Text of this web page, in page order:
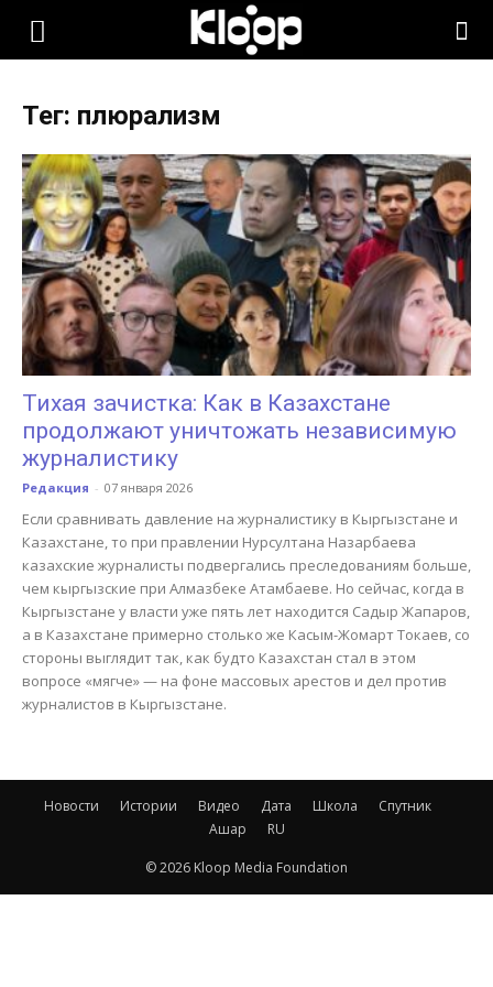
KLOOP.KG
Новости
Кыргызстана
Тег: плюрализм
Тихая зачистка: Как в Казахстане
продолжают уничтожать независимую
журналистику
Редакция - 07 января 2026
Если сравнивать давление на журналистику в Кыргызстане и
Казахстане, то при правлении Нурсултана Назарбаева
казахские журналисты подвергались преследованиям больше,
чем кыргызские при Алмазбеке Атамбаеве. Но сейчас, когда в
Кыргызстане у власти уже пять лет находится Садыр Жапаров,
а в Казахстане примерно столько же Касым-Жомарт Токаев, со
стороны выглядит так, как будто Казахстан стал в этом
вопросе «мягче» — на фоне массовых арестов и дел против
журналистов в Кыргызстане.
Новости Истории Видео Дата Школа
Спутник
Ашар
RU
© 2026 Kloop Media Foundation